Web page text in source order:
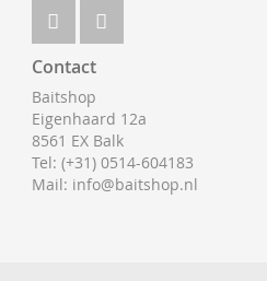
Contact
Baitshop
Eigenhaard 12a
8561 EX Balk
Tel: (+31) 0514-604183
Mail: info@baitshop.nl